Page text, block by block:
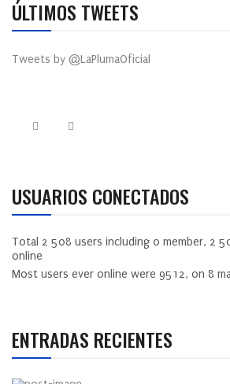
ÚLTIMOS TWEETS
Tweets by @LaPlumaOficial
USUARIOS CONECTADOS
Total 2 508 users including 0 member, 2
online
Most users ever online were 9512, on 8
ENTRADAS RECIENTES